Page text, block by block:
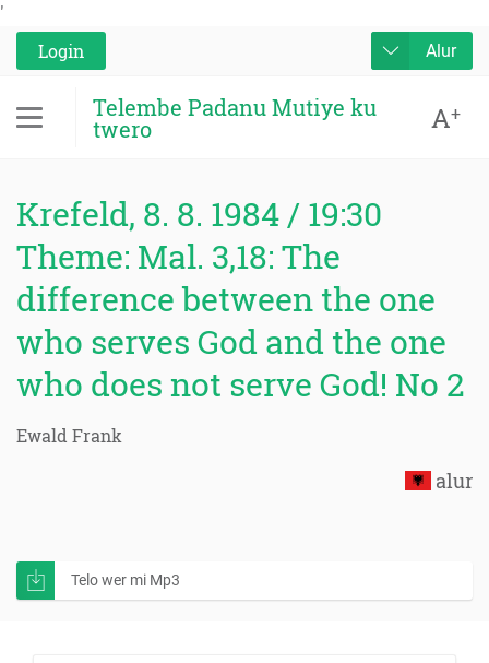
'
Login
Alur
Telembe Padanu Mutiye ku
twero A+
Krefeld, 8. 8. 1984 / 19:30
Theme: Mal. 3,18: The
difference between the one
who serves God and the one
who does not serve God! No 2
Ewald Frank
alur
Telo wer mi Mp3